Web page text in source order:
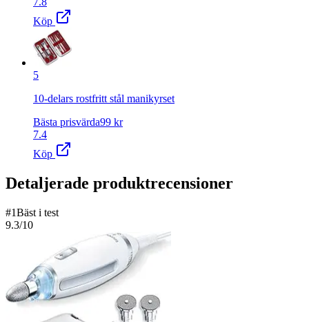
Köp
5
10-delars rostfritt stål manikyrset
Bästa prisvärda99 kr
7.4
Köp
Detaljerade produktrecensioner
#1Bäst i test
9.3/10